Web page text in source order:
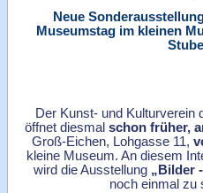
Neue
Museumstag im kleinen
Stube
Der Kunst- und Kulturverein
öffnet diesmal schon früher,
Groß-Eichen, Lohgasse 11,
kleine Museum. An diesem
wird die Ausstellung „ Bilder
noch einmal zu